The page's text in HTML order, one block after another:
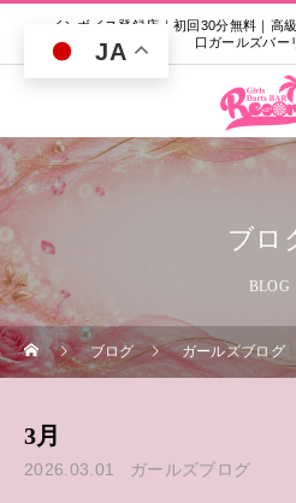
インボイス登録店｜初回30分無料｜高
口ガールズバー
ブロ
BLOG
ブログ ガールズブログ
3月
2026.03.01 ガールズブログ
JA